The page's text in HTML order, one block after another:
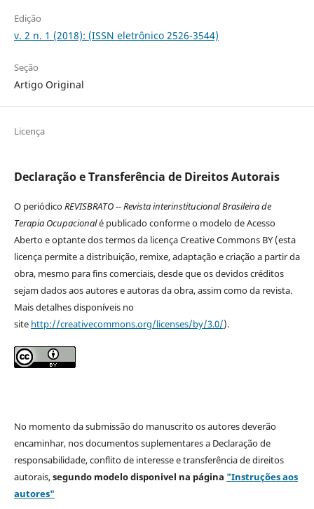
Edição
v. 2 n. 1 (2018): (ISSN eletrônico 2526-3544)
Seção
Artigo Original
Licença
Declaração e Transferência de Direitos Autorais
O periódicoREVISBRATO -- Revista interinstitucional Brasileira de
Terapia Ocupacionalé publicado conforme o modelo de Acesso
Aberto e optante dos termos da licença Creative Commons BY (esta
licença permite a distribuição, remixe, adaptação e criação a partir da
obra, mesmo para fins comerciais, desde que os devidos créditos
sejam dados aos autores e autoras da obra, assim como da revista.
Mais detalhes disponíveis no
site http://creativecommons.org/licenses/by/3.0/).
No momento da submissão do manuscrito os autores deverão
encaminhar, nos documentos suplementares a Declaração de
responsabilidade, conflito de interesse e transferência de direitos
autorais,segundo modelodisponivel na página "Instruções aos
autores"